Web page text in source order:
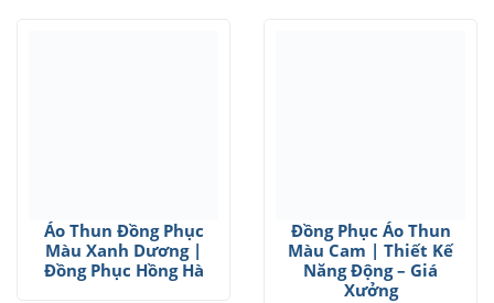
Áo Thun Đồng Phục
Màu Xanh Dương |
Đồng Phục Hồng Hà
Đồng Phục Áo Thun
Màu Cam | Thiết Kế
Năng Động – Giá
Xưởng